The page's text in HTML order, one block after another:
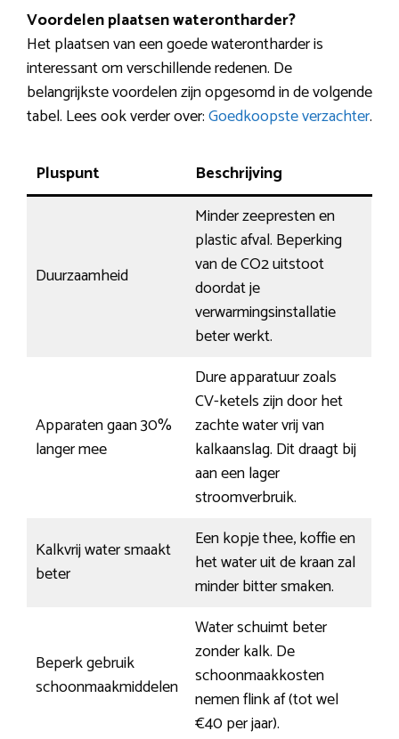
Voordelen plaatsen waterontharder?
Het plaatsen van een goede waterontharder is
interessant om verschillende redenen. De
belangrijkste voordelen zijn opgesomd in de volgende
tabel. Lees ook verder over:Goedkoopste verzachter.
Pluspunt Beschrijving
Duurzaamheid
Minder zeepresten en
plastic afval. Beperking
van de CO2 uitstoot
doordat je
verwarmingsinstallatie
beter werkt.
Apparaten gaan 30%
langer mee
Dure apparatuur zoals
CV-ketels zijn door het
zachte water vrij van
kalkaanslag. Dit draagt bij
aan een lager
stroomverbruik.
Kalkvrij water smaakt
beter
Een kopje thee, koffie en
het water uit de kraan zal
minder bitter smaken.
Beperk gebruik
schoonmaakmiddelen
Water schuimt beter
zonder kalk. De
schoonmaakkosten
nemen flink af (tot wel
€40 per jaar).